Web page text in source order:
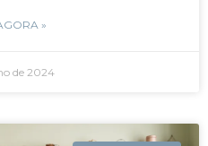
»
de 2024